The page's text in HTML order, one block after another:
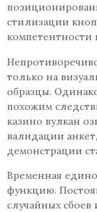
стилизации
компетентности
только на
образцы.
похожим
казино вулкан
валидации
демонстрации
Временная
функцию.
случайных сбоев